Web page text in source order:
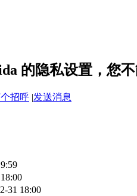
的隐私设置，您
招呼 |发送消息
31 18:00